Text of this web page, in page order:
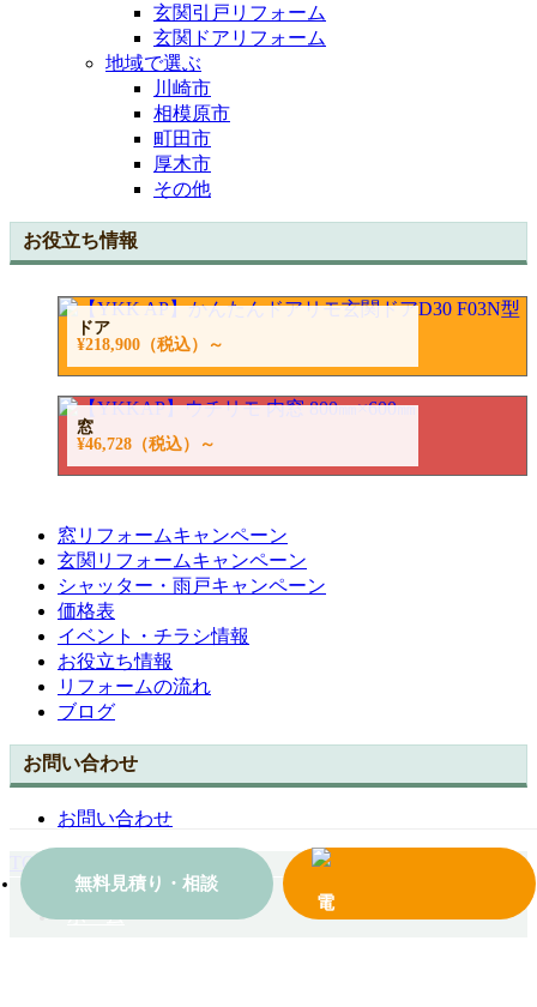
無料見積り・相談
玄関引戸リフォーム
玄関ドアリフォーム
地域で選ぶ
川崎市
相模原市
町田市
厚木市
その他
お役立ち情報
ドア
¥218,900（税込）～
窓
¥46,728（税込）～
窓リフォームキャンペーン
玄関リフォームキャンペーン
シャッター・雨戸キャンペーン
価格表
イベント・チラシ情報
お役立ち情報
リフォームの流れ
ブログ
お問い合わせ
お問い合わせ
TOPへ戻る
ホーム